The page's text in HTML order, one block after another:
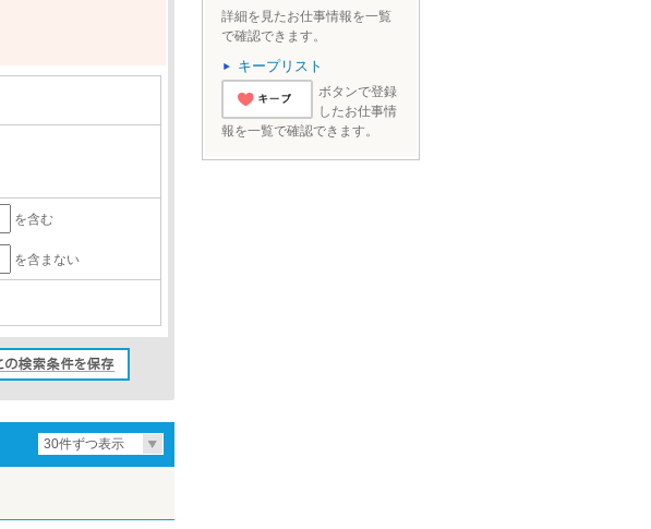
を含む
を含まない
30件ずつ表示
詳細を見たお仕事情報を一覧
で確認できます。
キープリスト
'とりあえずキ
ボタンで登録
したお仕事情
報を一覧で確認できます。